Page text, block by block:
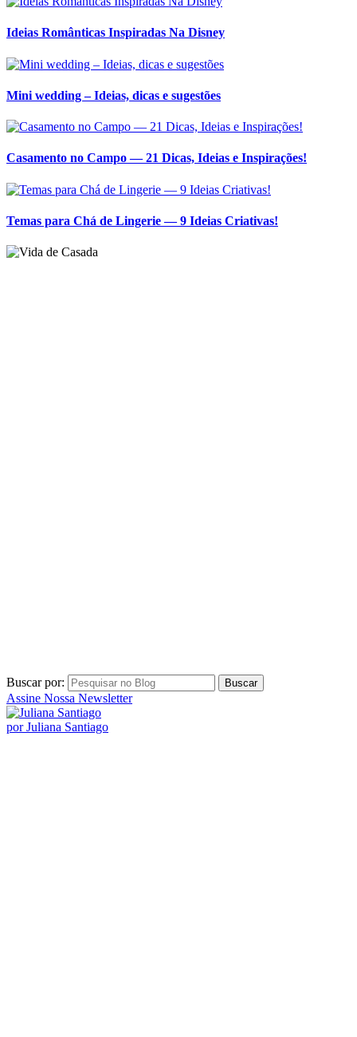
Ideias Românticas Inspiradas Na Disney
Mini wedding – Ideias, dicas e sugestões
Casamento no Campo — 21 Dicas, Ideias e Inspirações!
Temas para Chá de Lingerie — 9 Ideias Criativas!
Buscar por:
Assine Nossa Newsletter
por Juliana Santiago